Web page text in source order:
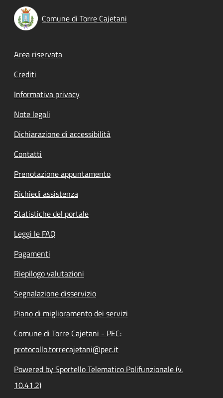
Comune di Torre Cajetani
Footer menu
Area riservata
Crediti
Informativa privacy
Note legali
Dichiarazione di accessibilità
Contatti
Prenotazione appuntamento
Richiedi assistenza
Statistiche del portale
Leggi le FAQ
Pagamenti
Riepilogo valutazioni
Segnalazione disservizio
Piano di miglioramento dei servizi
Comune di Torre Cajetani - PEC:
protocollo.torrecajetani@pec.it
Powered by Sportello Telematico Polifunzionale (v.
10.41.2)